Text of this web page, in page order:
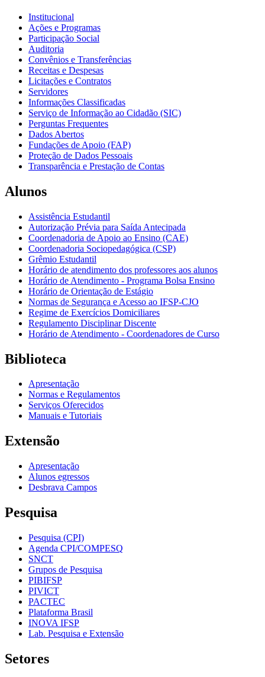
Institucional
Ações e Programas
Participação Social
Auditoria
Convênios e Transferências
Receitas e Despesas
Licitações e Contratos
Servidores
Informações Classificadas
Serviço de Informação ao Cidadão (SIC)
Perguntas Frequentes
Dados Abertos
Fundações de Apoio (FAP)
Proteção de Dados Pessoais
Transparência e Prestação de Contas
Alunos
Assistência Estudantil
Autorização Prévia para Saída Antecipada
Coordenadoria de Apoio ao Ensino (CAE)
Coordenadoria Sociopedagógica (CSP)
Grêmio Estudantil
Horário de atendimento dos professores aos alunos
Horário de Atendimento - Programa Bolsa Ensino
Horário de Orientação de Estágio
Normas de Segurança e Acesso ao IFSP-CJO
Regime de Exercícios Domiciliares
Regulamento Disciplinar Discente
Horário de Atendimento - Coordenadores de Curso
Biblioteca
Apresentação
Normas e Regulamentos
Serviços Oferecidos
Manuais e Tutoriais
Extensão
Apresentação
Alunos egressos
Desbrava Campos
Pesquisa
Pesquisa (CPI)
Agenda CPI/COMPESQ
SNCT
Grupos de Pesquisa
PIBIFSP
PIVICT
PACTEC
Plataforma Brasil
INOVA IFSP
Lab. Pesquisa e Extensão
Setores